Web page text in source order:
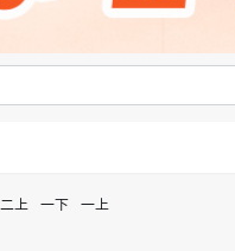
二上 一下
一上